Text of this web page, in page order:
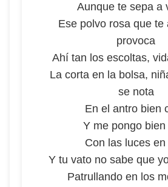
Aunque te sepa a
Ese polvo rosa que te
provoca
Ahí tan los escoltas,
La corta en la bolsa,
se nota
En el antro bien
Y me pongo bien
Con las luces
Y tu vato no sabe que
Patrullando en los